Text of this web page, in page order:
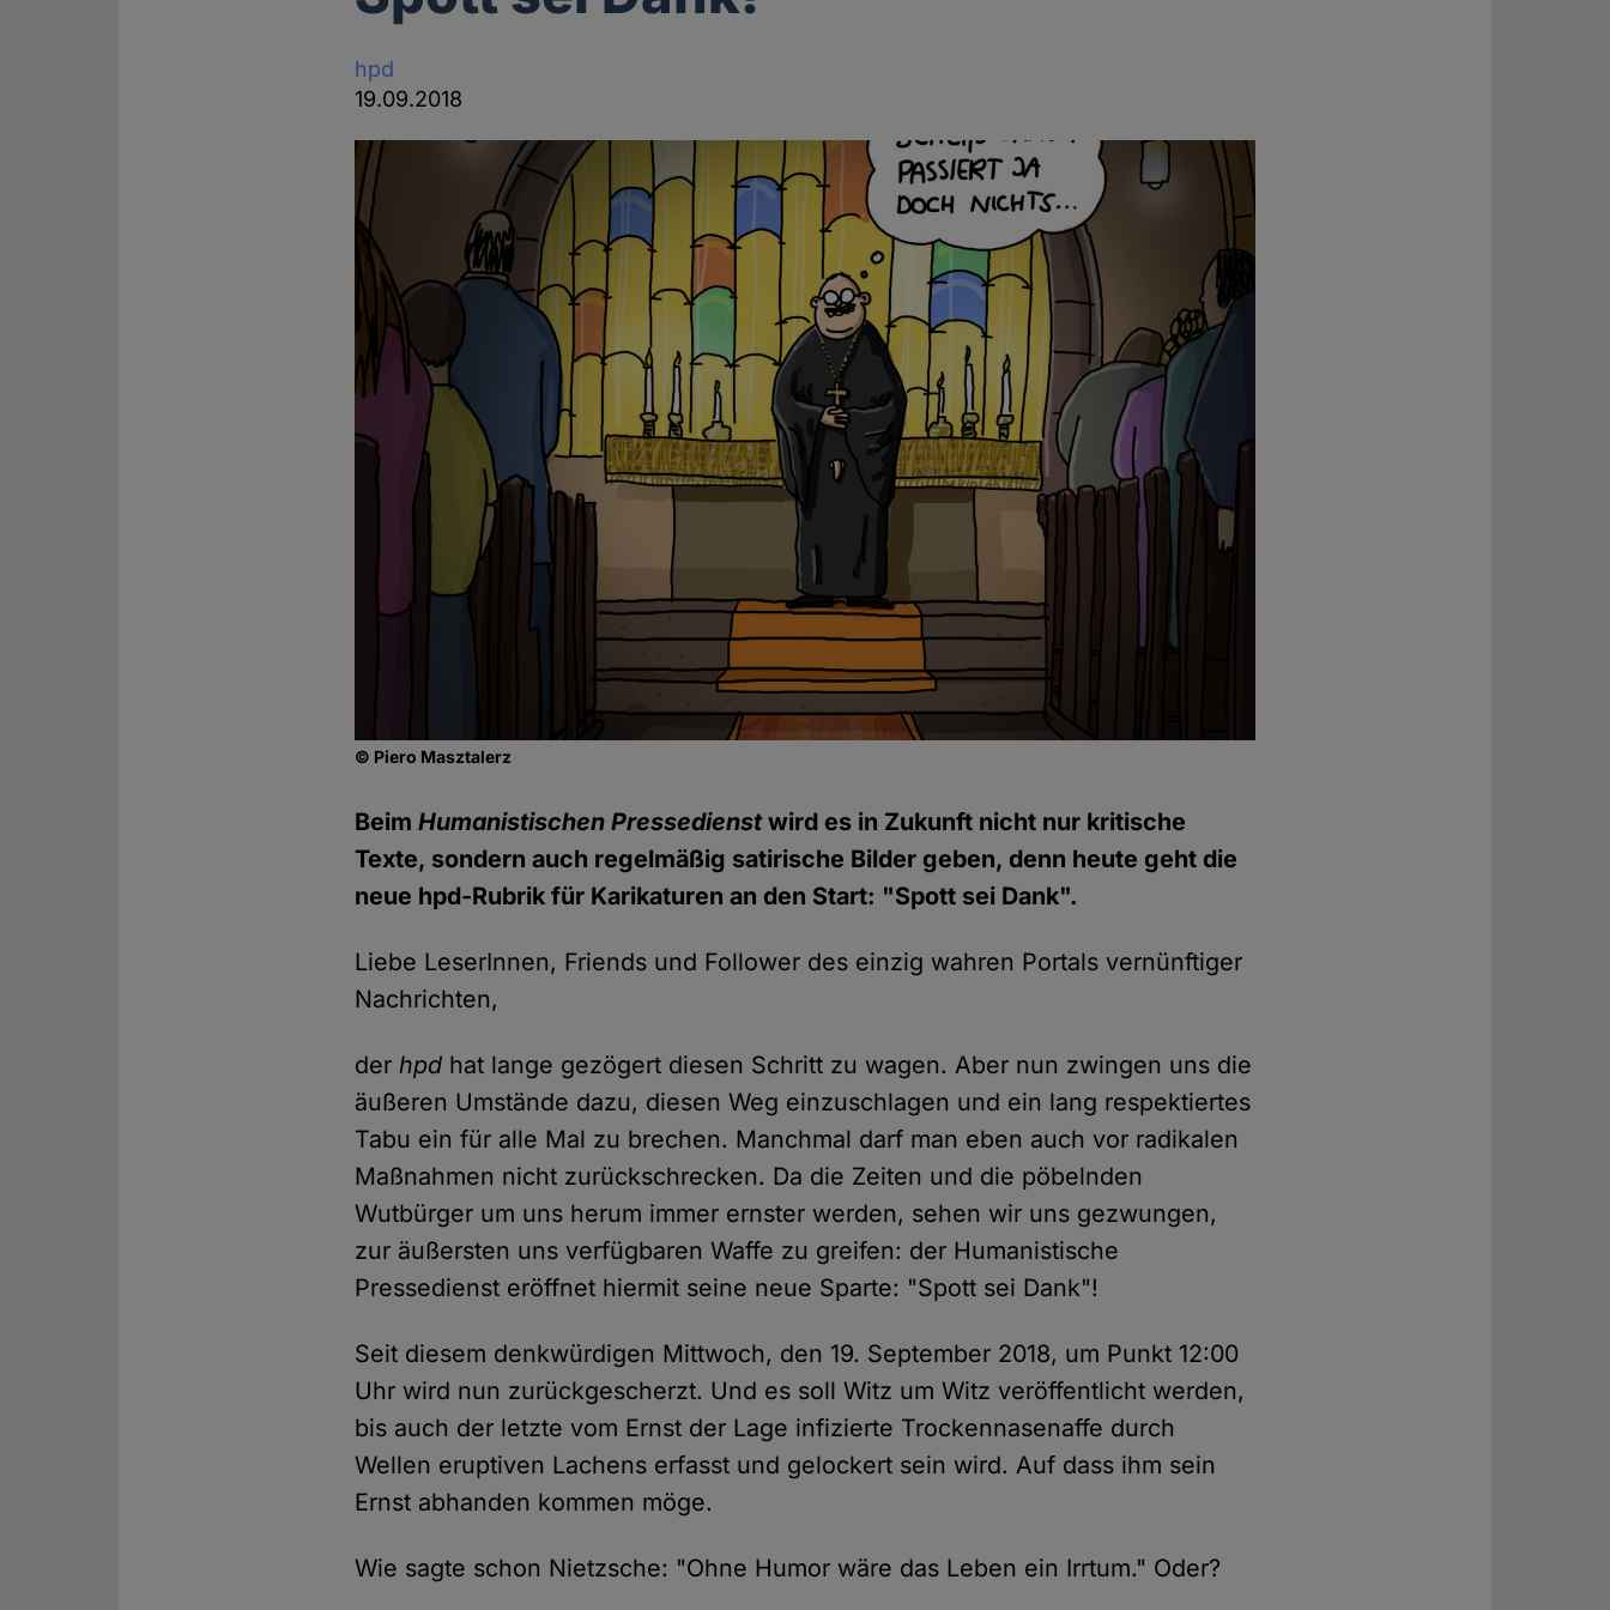
hpd
19.09.2018
© Piero Masztalerz
BeimHumanistischen Pressedienstwird es in Zukunft nicht nur kritische
Texte, sondern auch regelmäßig satirische Bilder geben, denn heute geht die
neue hpd-Rubrik für Karikaturen an den Start: "Spott sei Dank".
Liebe LeserInnen, Friends und Follower des einzig wahren Portals vernünftiger
Nachrichten,
derhpd hat lange gezögert diesen Schritt zu wagen. Aber nun zwingen uns die
äußeren Umstände dazu, diesen Weg einzuschlagen und ein lang respektiertes
Tabu ein für alle Mal zu brechen. Manchmal darf man eben auch vor radikalen
Maßnahmen nicht zurückschrecken. Da die Zeiten und die pöbelnden
Wutbürger um uns herum immer ernster werden, sehen wir uns gezwungen,
zur äußersten uns verfügbaren Waffe zu greifen: der Humanistische
Pressedienst eröffnet hiermit seine neue Sparte: "Spott sei Dank"!
Seit diesem denkwürdigen Mittwoch, den 19. September 2018, um Punkt 12:00
Uhr wird nun zurückgescherzt. Und es soll Witz um Witz veröffentlicht werden,
bis auch der letzte vom Ernst der Lage infizierte Trockennasenaffe durch
Wellen eruptiven Lachens erfasst und gelockert sein wird. Auf dass ihm sein
Ernst abhanden kommen möge.
Wie sagte schon Nietzsche: "Ohne Humor wäre das Leben ein Irrtum." Oder?